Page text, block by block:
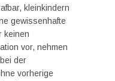
kleinkindern
gewissenhafte
keinen
vor, nehmen
der
vorherige